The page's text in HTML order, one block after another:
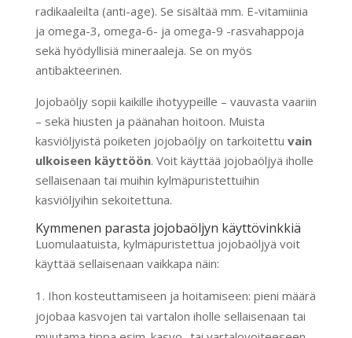
radikaaleilta (anti-age). Se sisältää mm. E-vitamiinia
ja omega-3, omega-6- ja omega-9 -rasvahappoja
sekä hyödyllisiä mineraaleja. Se on myös
antibakteerinen.
Jojobaöljy sopii kaikille ihotyypeille – vauvasta vaariin
– sekä hiusten ja päänahan hoitoon. Muista
kasviöljyistä poiketen jojobaöljy on tarkoitettu vain
ulkoiseen käyttöön. Voit käyttää jojobaöljyä iholle
sellaisenaan tai muihin kylmäpuristettuihin
kasviöljyihin sekoitettuna.
Kymmenen parasta jojobaöljyn käyttövinkkiä
Luomulaatuista, kylmäpuristettua jojobaöljyä voit
käyttää sellaisenaan vaikkapa näin:
Ihon kosteuttamiseen ja hoitamiseen: pieni määrä
jojobaa kasvojen tai vartalon iholle sellaisenaan tai